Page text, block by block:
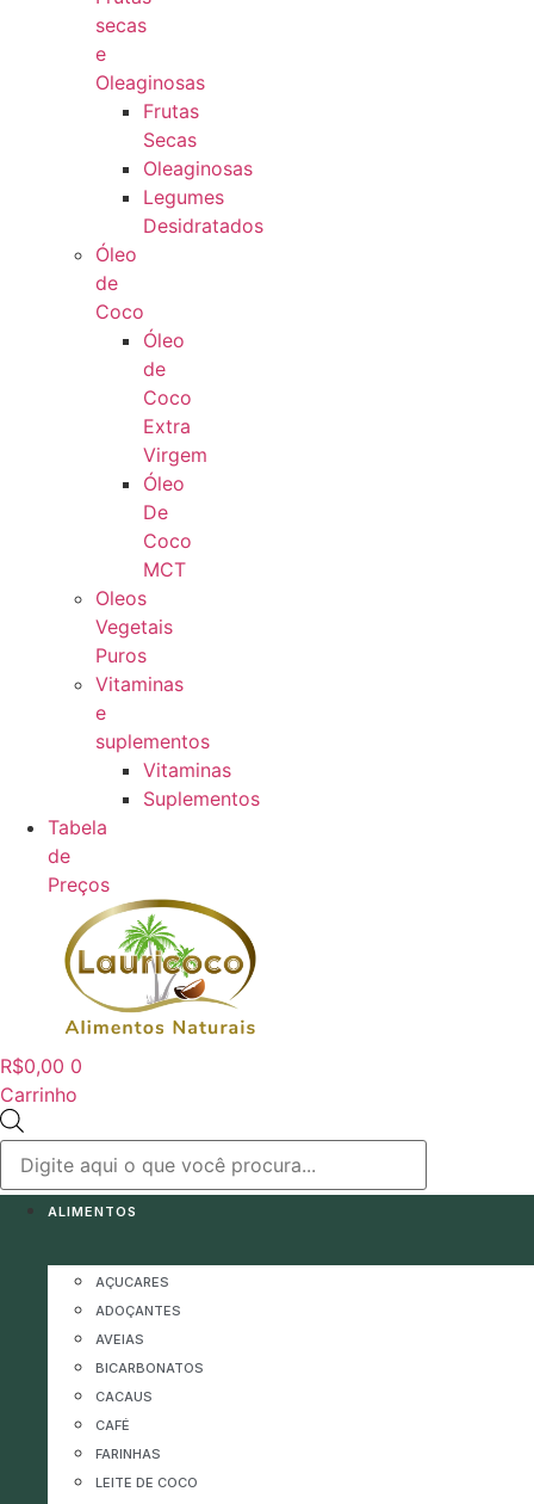
secas
e
Oleaginosas
Frutas
Secas
Oleaginosas
Legumes
Desidratados
Óleo
de
Coco
Óleo
de
Coco
Extra
Virgem
Óleo
De
Coco
MCT
Oleos
Vegetais
Puros
Vitaminas
e
suplementos
Vitaminas
Suplementos
Tabela
de
Preços
R$0,00 0
Carrinho
produtos
ALIMENTOS
AÇUCARES
ADOÇANTES
AVEIAS
BICARBONATOS
CACAUS
CAFÉ
FARINHAS
LEITE DE COCO